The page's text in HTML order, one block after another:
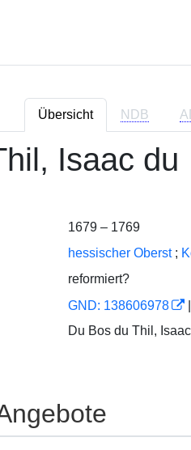
Übersicht NDB
Isaac du
1679 – 1769
hessischer Oberst ;
reformiert?
GND: 138606978
Du Bos du Thil, Isaac